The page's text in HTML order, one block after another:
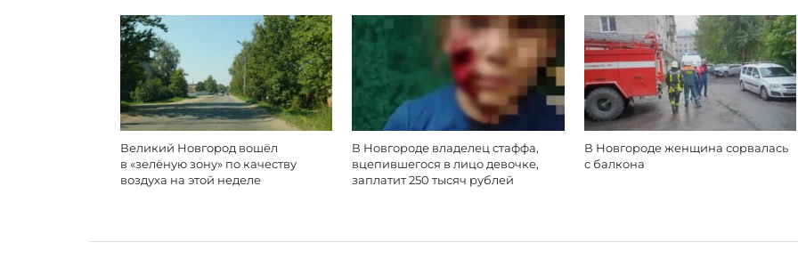
Великий Новгород вошёл
в «зелёную зону» по качеству
воздуха на этой неделе
В Новгороде владелец стаффа,
вцепившегося в лицо девочке,
заплатит 250 тысяч рублей
В Новгороде женщина сорвалась
с балкона